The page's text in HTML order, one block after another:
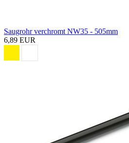
Saugrohr verchromt NW35 - 505mm
6,89 EUR